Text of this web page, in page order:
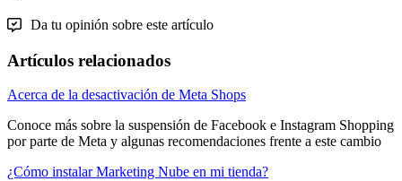
Da tu opinión sobre este artículo
Artículos relacionados
Acerca de la desactivación de Meta Shops
Conoce más sobre la suspensión de Facebook e Instagram Shopping
por parte de Meta y algunas recomendaciones frente a este cambio
¿Cómo instalar Marketing Nube en mi tienda?